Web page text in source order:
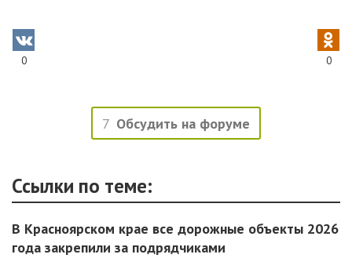
0 0
7 Обсудить на форуме
Ссылки по теме:
В Красноярском крае все дорожные объекты 2026
года закрепили за подрядчиками